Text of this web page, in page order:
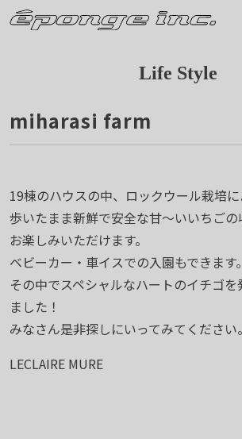
Life Style
miharasi farm
19棟のハウスの中、ロックウール栽培に
歩いたまま新鮮で安全な甘～いいちごの
お楽しみいただけます。
ベビーカー・車イスでの入園もできます。
その中でスペシャルなハートのイチゴを
ました！
みなさん是非探しにいってみてください。
LECLAIRE MURE